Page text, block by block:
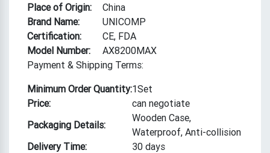
Place of Origin:
China
Brand Name:
UNICOMP
Certification:
CE, FDA
Model Number:
AX8200MAX
Payment & Shipping Terms:
Minimum Order Quantity:1Set
Price:
can negotiate
Packaging Details:
Wooden Case,
Waterproof, Anti-collision
Delivery Time:
30 days